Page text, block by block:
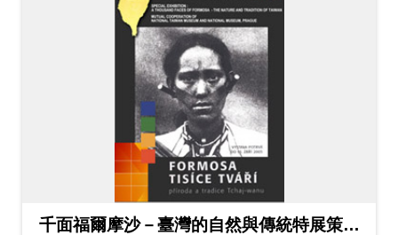
千面福爾摩沙－臺灣的自然與傳統特展策展